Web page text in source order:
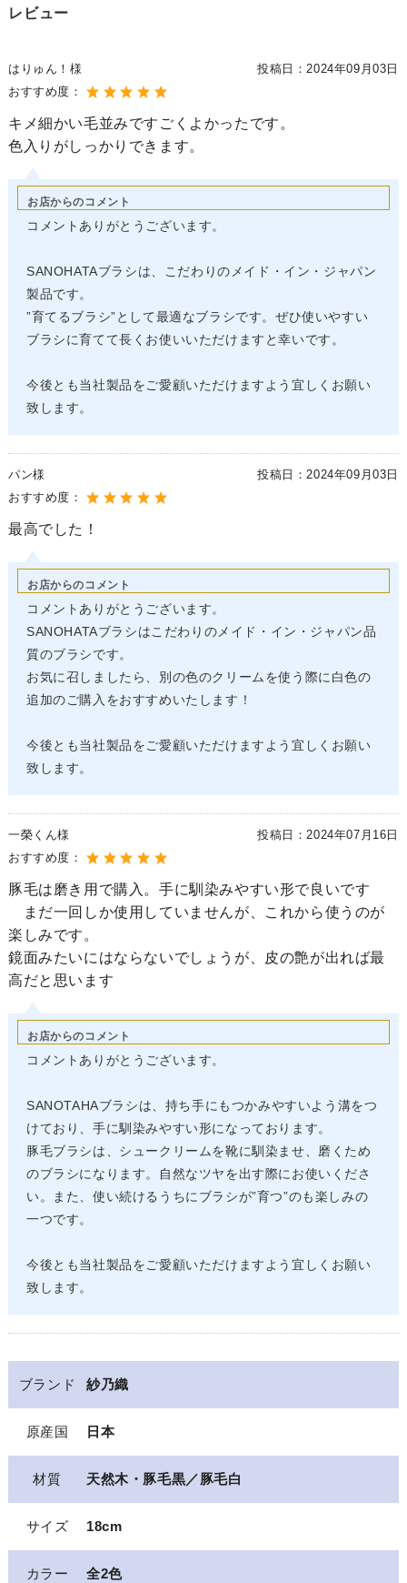
レビュー
はりゅん！様 投稿日：2024年09月03日
おすすめ度：
キメ細かい毛並みですごくよかったです。
色入りがしっかりできます。
お店からのコメント
コメントありがとうございます。
SANOHATAブラシは、こだわりのメイド・イン・ジャパン
製品です。
”育てるブラシ”として最適なブラシです。ぜひ使いやすい
ブラシに育てて長くお使いいただけますと幸いです。
今後とも当社製品をご愛顧いただけますよう宜しくお願い
致します。
パン様 投稿日：2024年09月03日
おすすめ度：
最高でした！
お店からのコメント
コメントありがとうございます。
SANOHATAブラシはこだわりのメイド・イン・ジャパン品
質のブラシです。
お気に召しましたら、別の色のクリームを使う際に白色の
追加のご購入をおすすめいたします！
今後とも当社製品をご愛顧いただけますよう宜しくお願い
致します。
一榮くん様 投稿日：2024年07月16日
おすすめ度：
豚毛は磨き用で購入。手に馴染みやすい形で良いです
まだ一回しか使用していませんが、これから使うのが
楽しみです。
鏡面みたいにはならないでしょうが、皮の艶が出れば最
高だと思います
お店からのコメント
コメントありがとうございます。
SANOTAHAブラシは、持ち手にもつかみやすいよう溝をつ
けており、手に馴染みやすい形になっております。
豚毛ブラシは、シュークリームを靴に馴染ませ、磨くため
のブラシになります。自然なツヤを出す際にお使いくださ
い。また、使い続けるうちにブラシが”育つ”のも楽しみの
一つです。
今後とも当社製品をご愛顧いただけますよう宜しくお願い
致します。
ブランド 紗乃織
原産国 日本
材質 天然木・豚毛黒／豚毛白
サイズ 18cm
カラー 全2色